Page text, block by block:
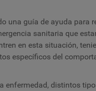
una guía de ayuda para
sanitaria que
en esta situación,
específicos del
enfermedad, distintos